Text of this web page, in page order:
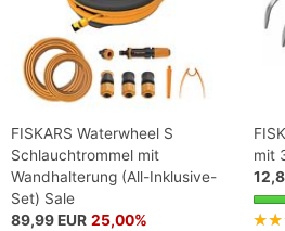
FISKARS Waterwheel S
Schlauchtrommel mit
Wandhalterung (All-Inklusive-
Set) Sale
89,99 EUR 25,00%
mit